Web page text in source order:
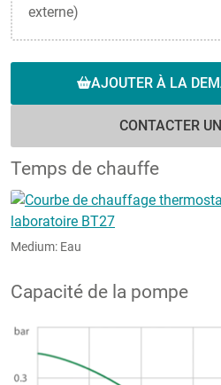
externe)
AJOUTER À LA
CONTACTER
Temps de chauffe
Medium: Eau
Capacité de la pompe